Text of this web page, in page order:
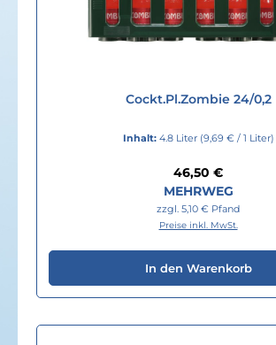
Cockt.Pl.Zombie 24/0,2
Inhalt: 4.8 Liter (9,69 € / 1 Liter)
Regulärer Preis:
46,50 €
MEHRWEG
zzgl. 5,10 € Pfand
Preise inkl. MwSt.
In den Warenkorb